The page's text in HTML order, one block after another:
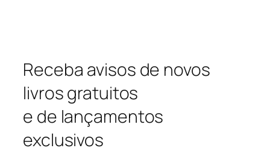
Receba avisos de novos
livros gratuitos
e de lançamentos
exclusivos